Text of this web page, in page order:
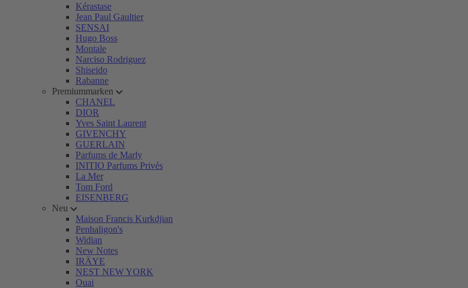
Kérastase
Jean Paul Gaultier
SENSAI
Hugo Boss
Montale
Narciso Rodriguez
Shiseido
Rabanne
Premiummarken
CHANEL
DIOR
Yves Saint Laurent
GIVENCHY
GUERLAIN
Parfums de Marly
INITIO Parfums Privés
La Mer
Tom Ford
EISENBERG
Neu
Maison Francis Kurkdjian
Penhaligon's
Widian
New Notes
IRÄYE
NEST NEW YORK
Ouai